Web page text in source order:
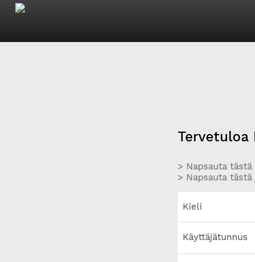
> Napsauta
> Napsauta
Kieli
Käyttäjätunnus